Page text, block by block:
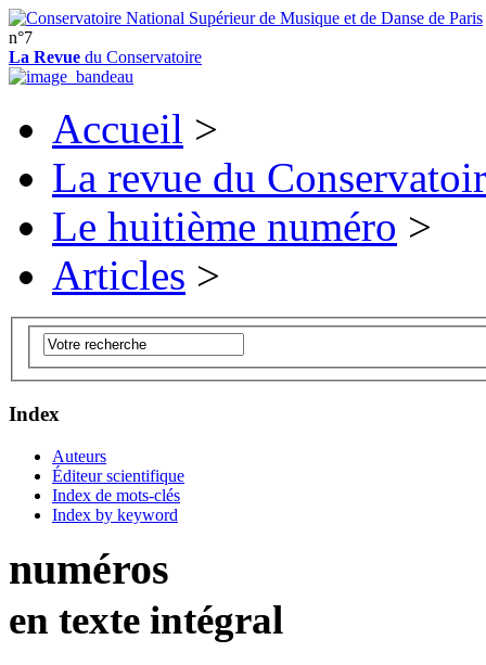
n°7
La Revue du Conservatoire
Accueil >
La revue du
Le huitième numéro >
Articles >
Index
Auteurs
Éditeur scientifique
Index de mots-clés
Index by keyword
numéros
en texte intégral